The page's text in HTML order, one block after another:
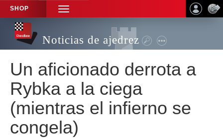
SHOP
TOGGLE
NAVIGATION
Noticias de ajedrez
Un aficionado derrota a
Rybka a la ciega
(mientras el infierno se
congela)